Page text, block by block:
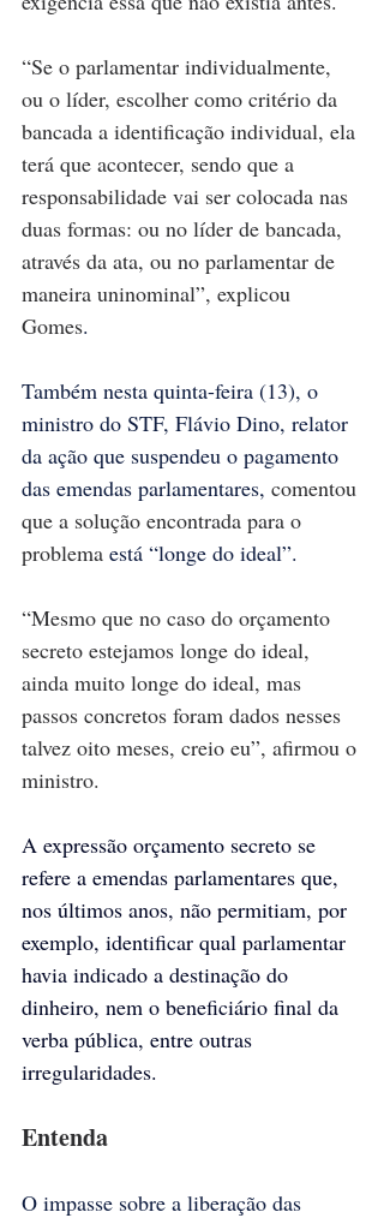
“Se o parlamentar individualmente,
ou o líder, escolher como critério da
bancada a identificação individual, ela
terá que acontecer, sendo que a
responsabilidade vai ser colocada nas
duas formas: ou no líder de bancada,
através da ata, ou no parlamentar de
maneira uninominal”, explicou
Gomes.
Também nesta quinta-feira (13), o
ministro do STF, Flávio Dino, relator
da ação que suspendeu o pagamento
das emendas parlamentares, comentou
que a solução encontrada para o
problema está “longe do ideal”.
“Mesmo que no caso do orçamento
secreto estejamos longe do ideal,
ainda muito longe do ideal, mas
passos concretos foram dados nesses
talvez oito meses, creio eu”, afirmou o
ministro.
A expressão orçamento secreto se
refere a emendas parlamentares que,
nos últimos anos, não permitiam, por
exemplo, identificar qual parlamentar
havia indicado a destinação do
dinheiro, nem o beneficiário final da
verba pública, entre outras
irregularidades.
Entenda
O impasse sobre a liberação das